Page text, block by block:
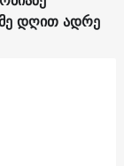
დღით ადრე